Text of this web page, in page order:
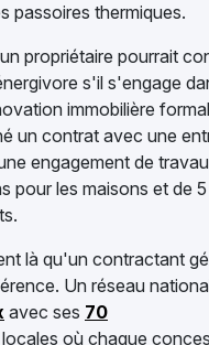
passoires thermiques.
propriétaire pourrait
s'il s'engage
immobilière
un contrat avec une
engagement de
pour les maisons et de
là qu'un contractant
Un réseau
avec ses 70
locales où chaque